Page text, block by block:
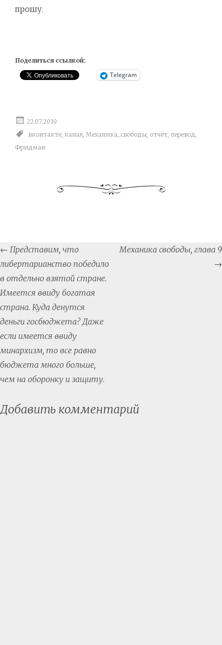
прошу.
Поделиться ссылкой:
Telegram
22.07.2019
вконтакте канал Механика_свободы отчёт перевод
Фридман
Post
navigation
← Представим, что
либертарианство победило
в отдельно взятой стране.
Имеется ввиду богатая
страна. Куда денутся
деньги госбюджета? Даже
если имеется ввиду
минархизм, то все равно
бюджета много больше,
чем на оборонку и защиту.
Механика свободы, глава 9
→
Добавить комментарий